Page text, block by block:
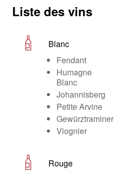
Liste des vins
Blanc
Fendant
Humagne
Blanc
Johannisberg
Petite Arvine
Gewürztraminer
Viognier
Rouge